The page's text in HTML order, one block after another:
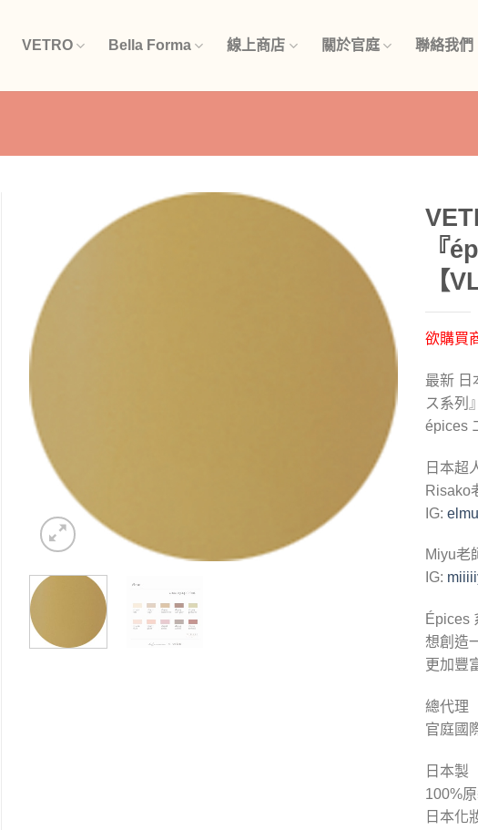
VETRO Bella Forma 線上商店 關於官庭 聯絡我們
加入
「願
望清
單」
『
【
欲購買
最新 日
ス系列
épices
日本超
Risako
IG:
Miyu老
IG:
Épices
想創造
更加豐
總代理
官庭國
日本製
100%
日本化